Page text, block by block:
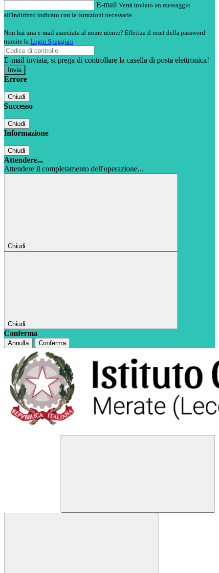
E-mail Verrà inviato un messaggio
all'indirizzo indicato con le istruzioni necessarie.
Non hai una e-mail associata al nome utente? Effettua il reset della password
tramite la Login Spaggiari
E-mail inviata, si prega di controllare la casella di posta elettronica!
Errore
Chiudi
Successo
Chiudi
Informazione
Chiudi
Attendere...
Attendere il completamento dell'operazione...
Chiudi
Chiudi
Conferma
Annulla Conferma